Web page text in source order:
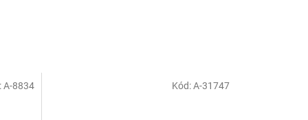
A-8834 Kód:A-31747